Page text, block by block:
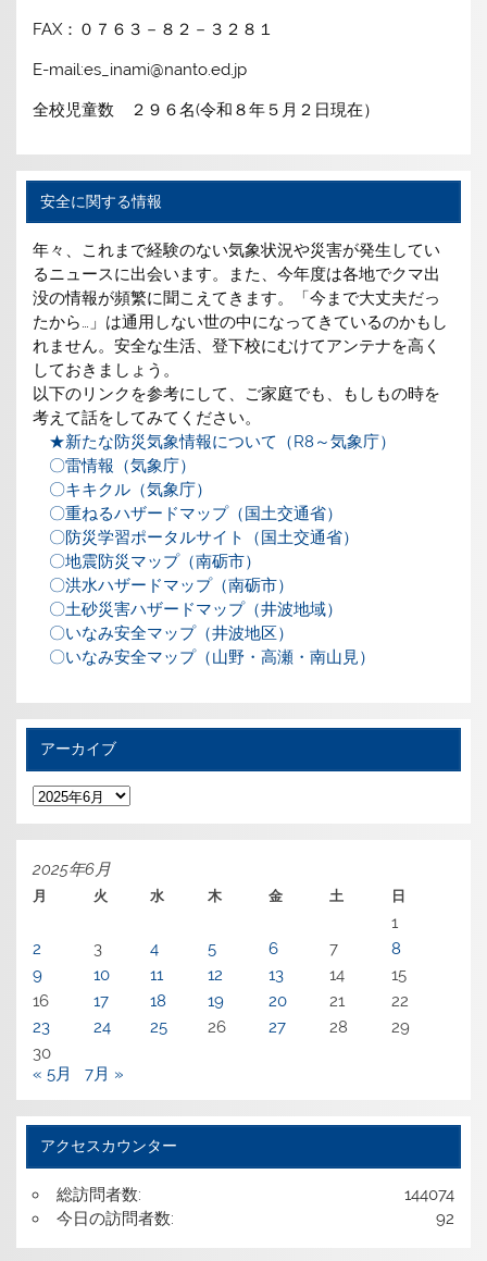
FAX：０７６３－８２－３２８１
E-mail:es_inami@nanto.ed.jp
全校児童数 ２９６名(令和８年５月２日現在）
安全に関する情報
年々、これまで経験のない気象状況や災害が発生してい
るニュースに出会います。また、今年度は各地でクマ出
没の情報が頻繁に聞こえてきます。「今まで大丈夫だっ
たから…」は通用しない世の中になってきているのかもし
れません。安全な生活、登下校にむけてアンテナを高く
しておきましょう。
以下のリンクを参考にして、ご家庭でも、もしもの時を
考えて話をしてみてください。
★新たな防災気象情報について（R8～気象庁）
〇雷情報（気象庁）
〇キキクル（気象庁）
〇重ねるハザードマップ（国土交通省）
〇防災学習ポータルサイト（国土交通省）
〇地震防災マップ（南砺市）
〇洪水ハザードマップ（南砺市）
〇土砂災害ハザードマップ（井波地域）
〇いなみ安全マップ（井波地区）
〇いなみ安全マップ（山野・高瀬・南山見）
アーカイブ
ア
ー
カ
イ
2025年6月
月 火 水 木 金 土 日
1
2
3 4 5 6 7
8
9
10 11 12 13 14
15
16
17 18 19 20 21
22
23
24 25 26 27 28
29
30
« 5月
7月 »
アクセスカウンター
144074
総訪問者数:
92
今日の訪問者数: